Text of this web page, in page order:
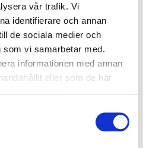
vår trafik. Vi
identifierare och annan
de sociala medier och
vi samarbetar med.
informationen med annan
eller som de har
NeoBurr TC- 7714, 12-
bladig,10st